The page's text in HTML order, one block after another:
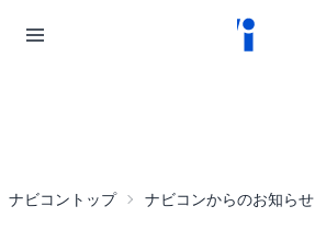
ナビコントップ ナビコンからのお知らせ